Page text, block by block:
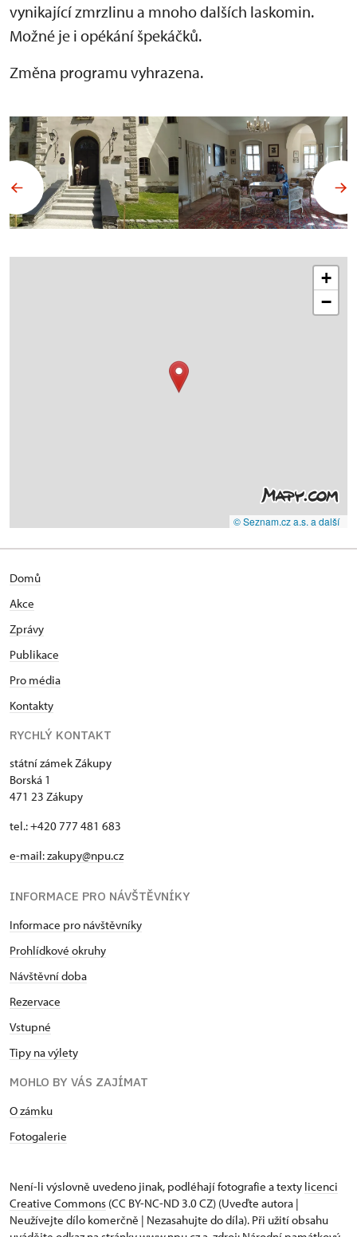
vynikající zmrzlinu a mnoho dalších laskomin.
Možné je i opékání špekáčků.
Změna programu vyhrazena.
+
−
© Seznam.cz a.s. a další
Domů
Akce
Zprávy
Publikace
Pro média
Kontakty
RYCHLÝ KONTAKT
státní zámek Zákupy
Borská 1
471 23 Zákupy
tel.: +420 777 481 683
e-mail: zakupy@npu.cz
INFORMACE PRO NÁVŠTĚVNÍKY
Informace pro návštěvníky
Prohlídkové okruhy
Návštěvní doba
Rezervace
Vstupné
Tipy na výlety
MOHLO BY VÁS ZAJÍMAT
O zámku
Fotogalerie
Není-li výslovně uvedeno jinak, podléhají fotografie a texty licenci
Creative Commons (CC BY-NC-ND 3.0 CZ) (Uveďte autora |
Neužívejte dílo komerčně | Nezasahujte do díla). Při užití obsahu